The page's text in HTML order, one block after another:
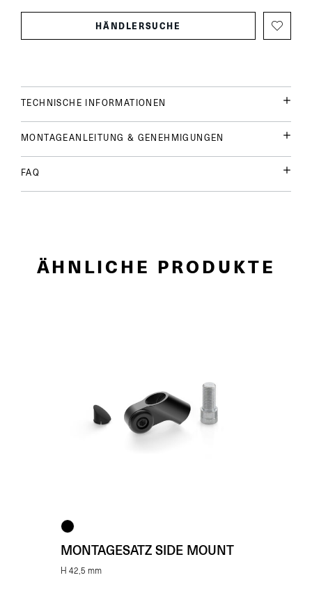
HÄNDLERSUCHE
TECHNISCHE INFORMATIONEN
MONTAGEANLEITUNG & GENEHMIGUNGEN
FAQ
ÄHNLICHE PRODUKTE
MONTAGESATZ SIDE MOUNT
H 42,5 mm